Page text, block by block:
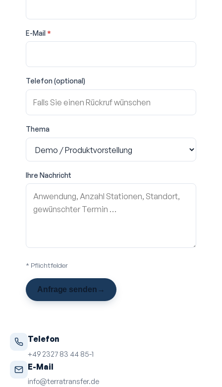
E-Mail *
Telefon (optional)
Thema
Ihre Nachricht
* Pflichtfelder
Anfrage senden →
Telefon
+49 2327 83 44 85-1
E-Mail
info@terratransfer.de